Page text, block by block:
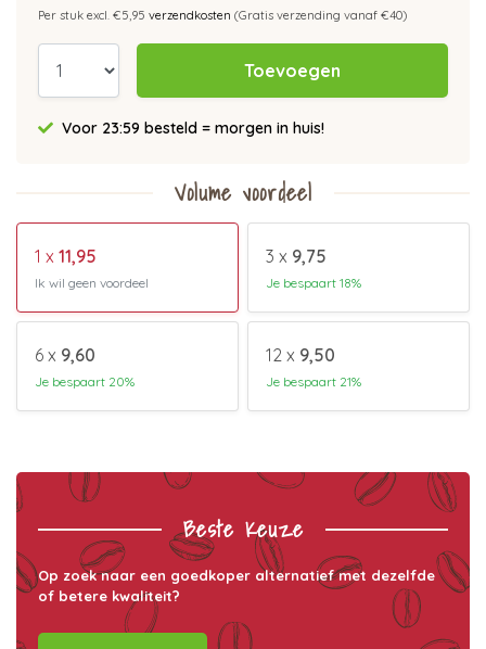
Per stuk excl. €5,95 verzendkosten (Gratis verzending vanaf €40)
Toevoegen
Voor 23:59 besteld = morgen in huis!
Volume voordeel
1 x 11,95
Ik wil geen voordeel
3 x 9,75
Je bespaart 18%
6 x 9,60
Je bespaart 20%
12 x 9,50
Je bespaart 21%
Beste Keuze
Op zoek naar een goedkoper alternatief met dezelfde
of betere kwaliteit?